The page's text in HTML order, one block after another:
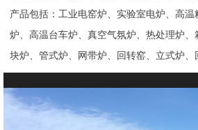
产品包括：工业电窑炉、实验室电炉、高
炉、高温台车炉、真空气氛炉、热处理炉
块炉、管式炉、网带炉、回转窑、立式炉、
验电炉、钟罩炉、退火炉、烧结炉、热震
科烤瓷炉、真空CVD管式炉、高温节能电炉
熔炼炉、推板窑炉、辊道窑炉、烘箱、真空